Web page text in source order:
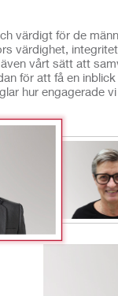
värdigt för de
värdighet,
vårt sätt att
för att få en
hur engagerade